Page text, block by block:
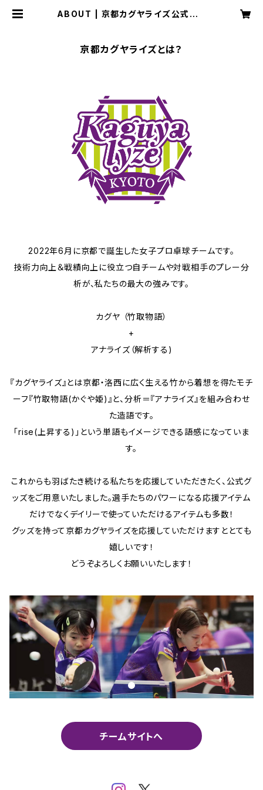
ABOUT | 京都カグヤライズ公式オン
京都カグヤライズとは？
2022年6月に京都で誕生した女子プロ卓球チームです。
技術力向上＆戦績向上に役立つ自チームや対戦相手のプレー分
析が、私たちの最大の強みです。
カグヤ （竹取物語）
+
アナライズ（解析する)
『カグヤライズ』とは京都・洛西に広く生える竹から着想を得たモチ
ーフ『竹取物語(かぐや姫)』と、分析＝『アナライズ』を組み合わせ
た造語です。
「rise(上昇する)」という単語もイメージできる語感になっていま
す。
これからも羽ばたき続ける私たちを応援していただきたく、公式グ
ッズをご用意いたしました。選手たちのパワーになる応援アイテム
だけでなくデイリーで使っていただけるアイテムも多数！
グッズを持って京都カグヤライズを応援していただけますととても
嬉しいです！
どうぞよろしくお願いいたします！
チームサイトへ